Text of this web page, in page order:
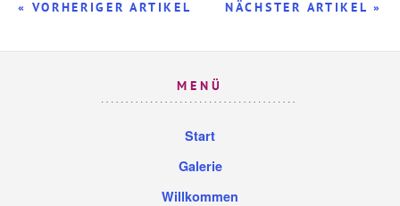
NÄCHSTER ARTIKEL »
« VORHERIGER ARTIKEL
MENÜ
Start
Galerie
Willkommen